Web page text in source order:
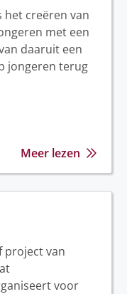
het creëren van
met een
daaruit een
jongeren terug
Meer lezen
project van
voor